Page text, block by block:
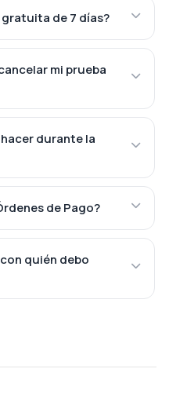
de 7 días?
mi prueba
durante la
de Pago?
quién debo